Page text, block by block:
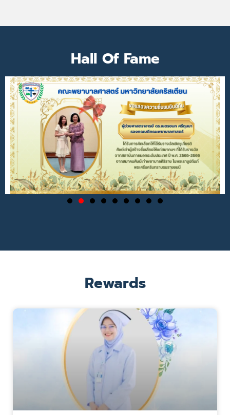
Hall Of Fame
Rewards